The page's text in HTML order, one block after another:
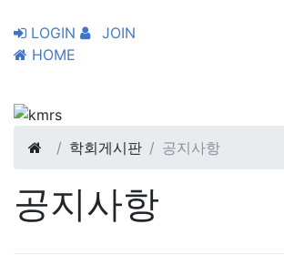
LOGIN
JOIN
HOME
학회게시판 공지사항
공지사항